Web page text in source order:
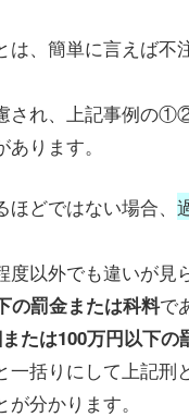
は、簡単に言えば不
され、上記事例の
ります。
どではない場合、
度以外でも違いが見
の罰金または科料で
たは100万円以下の
一括りにして上記刑
分かります。